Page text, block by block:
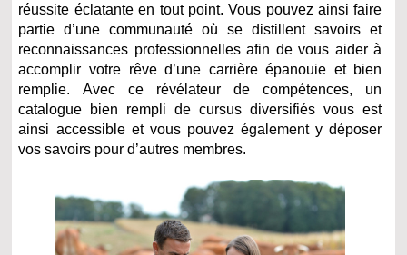
réussite éclatante en tout point. Vous pouvez ainsi faire
partie d’une communauté où se distillent savoirs et
reconnaissances professionnelles afin de vous aider à
accomplir votre rêve d’une carrière épanouie et bien
remplie. Avec ce révélateur de compétences, un
catalogue bien rempli de cursus diversifiés vous est
ainsi accessible et vous pouvez également y déposer
vos savoirs pour d’autres membres.